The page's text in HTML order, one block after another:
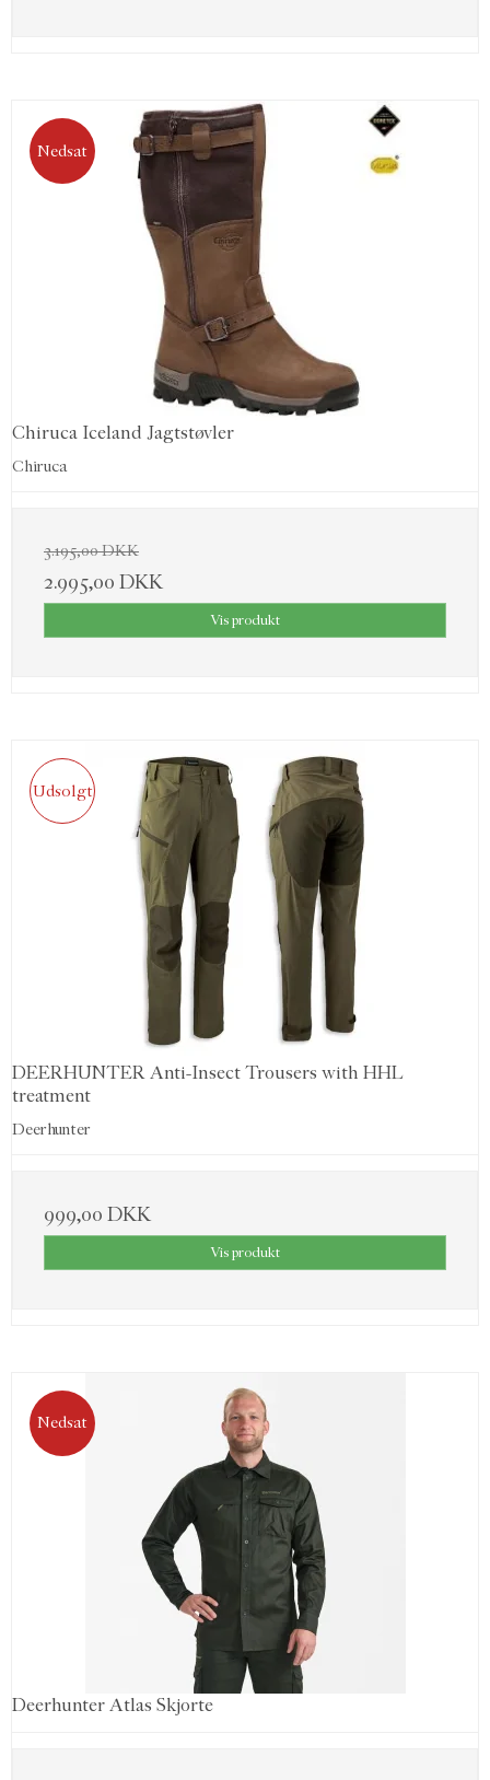
Nedsat
Chiruca Iceland Jagtstøvler
Chiruca
3.195,00 DKK
2.995,00 DKK
Vis produkt
Udsolgt
DEERHUNTER Anti-Insect Trousers with HHL
treatment
Deerhunter
999,00 DKK
Vis produkt
Nedsat
Deerhunter Atlas Skjorte